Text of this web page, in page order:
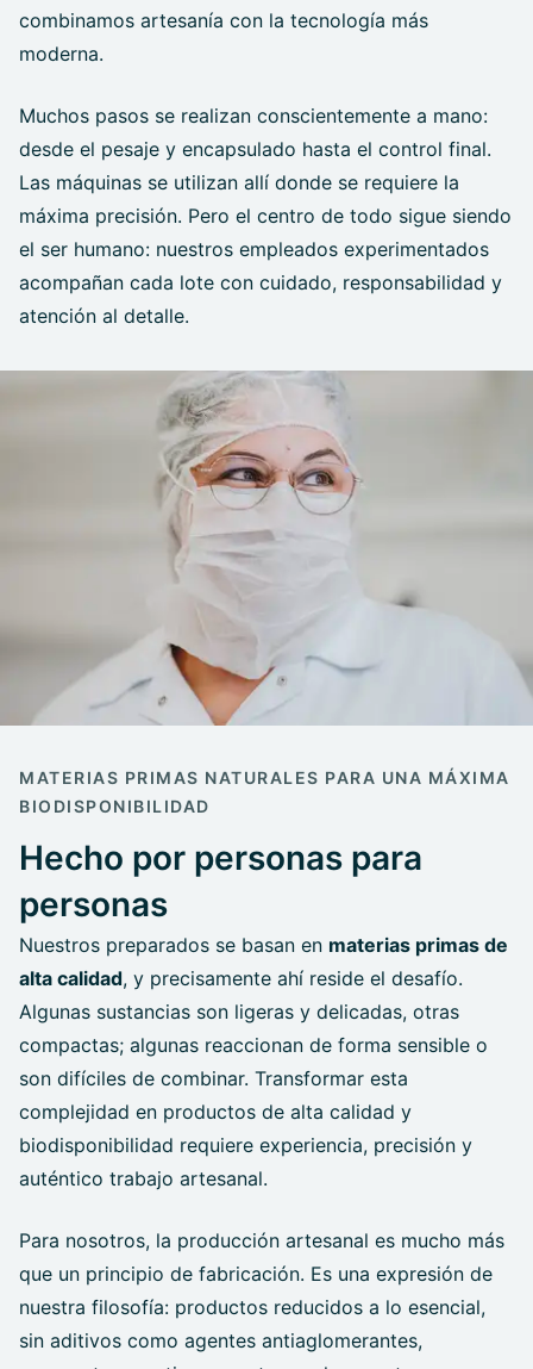
combinamos artesanía con la tecnología más
moderna.
Muchos pasos se realizan conscientemente a mano:
desde el pesaje y encapsulado hasta el control final.
Las máquinas se utilizan allí donde se requiere la
máxima precisión. Pero el centro de todo sigue siendo
el ser humano: nuestros empleados experimentados
acompañan cada lote con cuidado, responsabilidad y
atención al detalle.
MATERIAS PRIMAS NATURALES PARA UNA MÁXIMA
BIODISPONIBILIDAD
Hecho por personas para
personas
Nuestros preparados se basan en materias primas de
alta calidad, y precisamente ahí reside el desafío.
Algunas sustancias son ligeras y delicadas, otras
compactas; algunas reaccionan de forma sensible o
son difíciles de combinar. Transformar esta
complejidad en productos de alta calidad y
biodisponibilidad requiere experiencia, precisión y
auténtico trabajo artesanal.
Para nosotros, la producción artesanal es mucho más
que un principio de fabricación. Es una expresión de
nuestra filosofía: productos reducidos a lo esencial,
sin aditivos como agentes antiaglomerantes,